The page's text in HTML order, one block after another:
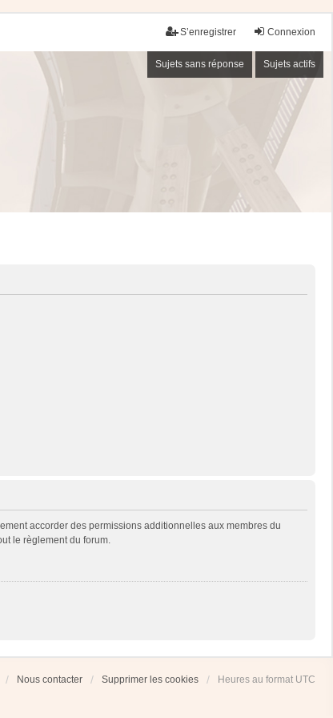
Connexion
S’enregistrer
Sujets sans réponse Sujets actifs
accorder des permissions additionnelles aux membres du
le règlement du forum.
Nous contacter Supprimer les cookies Heures au format UTC